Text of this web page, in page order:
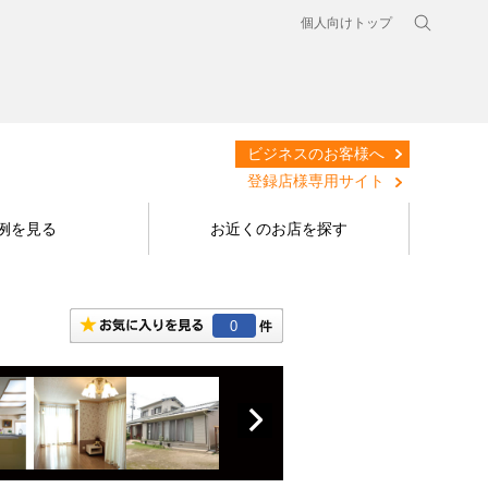
個人向けトップ
ビジネスのお客様へ
登録店様専用サイト
を見る お近くのお店を探す
0